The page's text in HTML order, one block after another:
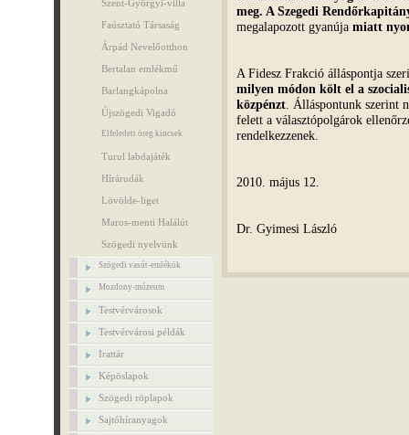
Szent-Györgyi-villa
Faúsztató Társaság
Árpád Nevelőotthon
Bertalan emlékmű
Barlangkápolna
Újszögedi Vigadó
Elfeledett öreg kincsek
Turul labdajáték
Hírárudák
Lövölde-liget
Maros-menti Halálút
Szögedi nyelvünk
Szögedi vasút-emlékök
Mozdony-múzeum
Testvérvárosok
Testvérvárosi példák
Irattár
Képöslapok
Szögedi röplapok
Sajtóhíranyagok
meg. A Szegedi
megalapozott gyanúja miatt
A Fidesz Frakció álláspontja
milyen módon költ el a
közpénzt. Álláspontunk szerint
felett a választópolgárok
rendelkezzenek.
2010. május 12.
Dr. Gyimesi László